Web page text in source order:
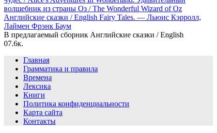
Английские сказки / English Fairy Tales. — Льюис Кэрролл,
Лаймен Фрэнк Баум
В предлагаемый сборник Английские сказки / English
07.6к.
Главная
Грамматика и правила
Времена
Лексика
Книги
Политика конфиденциальности
Карта сайта
Контакты